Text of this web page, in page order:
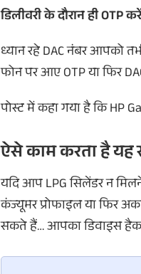
डिलीवरी के दौरान ही OTP
ध्यान रहे DAC नंबर आपको
फोन पर आए OTP या फिर
पोस्ट में कहा गया है कि HP
ऐसे काम करता है
यदि आप LPG सिलेंडर न
कंज्यूमर प्रोफाइल या फिर
सकते हैं… आपका डिवाइस